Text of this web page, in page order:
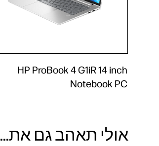
HP ProBook 4 G1iR 14 inch
Notebook PC
אולי תאהב גם את...